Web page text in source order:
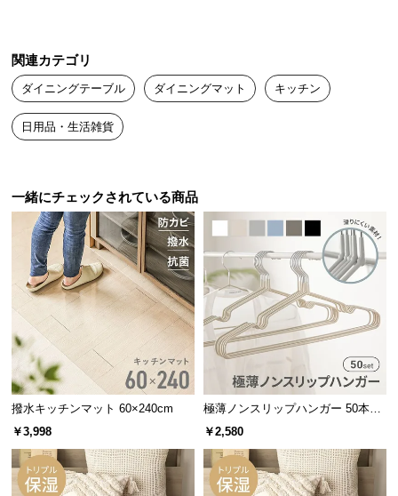
配
送
料
に
て
大
型
商
品
送
に
つ
い
中
関連カテゴリ
ダイニングテーブル ダイニングマット キッチン
日用品・生活雑貨
一緒にチェックされている商品
撥水キッチンマット 60×240cm
￥3,998
極薄ノンスリップハンガー 50本セ
ット
￥2,580